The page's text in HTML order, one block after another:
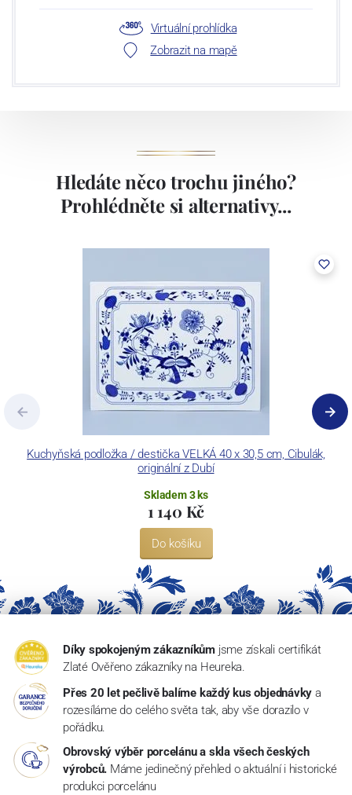
Virtuální prohlídka
Zobrazit na mapě
Hledáte něco trochu jiného?
Prohlédněte si alternativy...
Kuchyňská podložka / destička VELKÁ 40 x 30,5 cm, Cibulák,
originální z Dubí
Skladem 3 ks
1 140 Kč
Do košíku
Díky spokojeným zákazníkům jsme získali certifikát
Zlaté Ověřeno zákazníky na Heureka.
Přes 20 let pečlivě balíme každý kus objednávky a
rozesíláme do celého světa tak, aby vše dorazilo v
pořádku.
Obrovský výběr porcelánu a skla všech českých
výrobců. Máme jedinečný přehled o aktuální i historické
produkci porcelánu